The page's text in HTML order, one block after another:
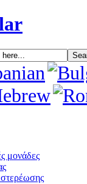
μονάδες